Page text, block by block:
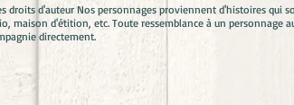
droits d'auteur Nos personnages proviennent d'histoires qui
maison d'étition, etc. Toute ressemblance à un personnage
directement.